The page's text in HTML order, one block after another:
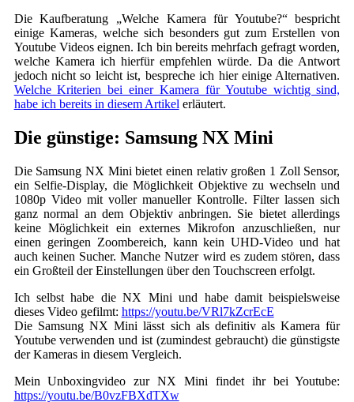
Die Kaufberatung „Welche Kamera für Youtube?“ bespricht
einige Kameras, welche sich besonders gut zum Erstellen von
Youtube Videos eignen. Ich bin bereits mehrfach gefragt worden,
welche Kamera ich hierfür empfehlen würde. Da die Antwort
jedoch nicht so leicht ist, bespreche ich hier einige Alternativen.
Welche Kriterien bei einer Kamera für Youtube wichtig sind,
habe ich bereits in diesem Artikel erläutert.
Die günstige: Samsung NX Mini
Die Samsung NX Mini bietet einen relativ großen 1 Zoll Sensor,
ein Selfie-Display, die Möglichkeit Objektive zu wechseln und
1080p Video mit voller manueller Kontrolle. Filter lassen sich
ganz normal an dem Objektiv anbringen. Sie bietet allerdings
keine Möglichkeit ein externes Mikrofon anzuschließen, nur
einen geringen Zoombereich, kann kein UHD-Video und hat
auch keinen Sucher. Manche Nutzer wird es zudem stören, dass
ein Großteil der Einstellungen über den Touchscreen erfolgt.
Ich selbst habe die NX Mini und habe damit beispielsweise
dieses Video gefilmt: https://youtu.be/VRl7kZcrEcE
Die Samsung NX Mini lässt sich als definitiv als Kamera für
Youtube verwenden und ist (zumindest gebraucht) die günstigste
der Kameras in diesem Vergleich.
Mein Unboxingvideo zur NX Mini findet ihr bei Youtube:
https://youtu.be/B0vzFBXdTXw